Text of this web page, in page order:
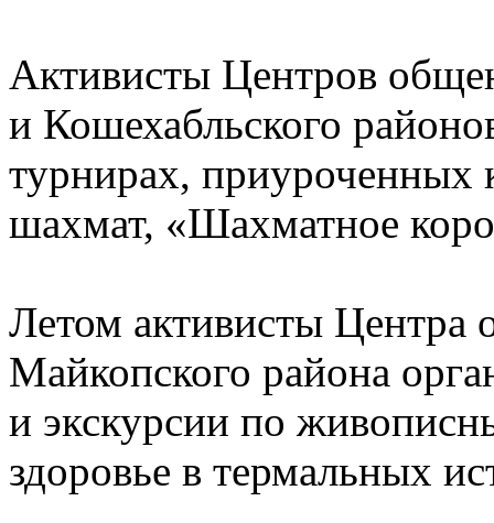
Активисты Центров
и Кошехабльского
турнирах,
шахмат, «Шахматное
Летом активисты Центра
Майкопского района
и экскурсии по
здоровье в термальных